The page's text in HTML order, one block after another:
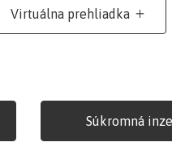
Virtuálna prehliadka
Súkromná